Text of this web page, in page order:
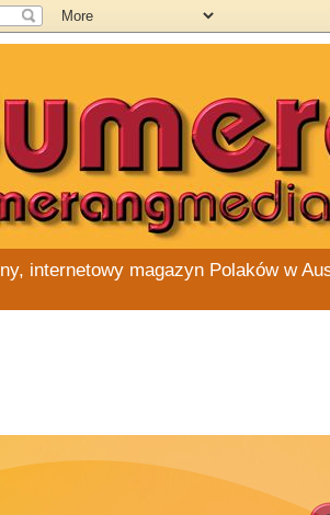
internetowy magazyn Polaków w